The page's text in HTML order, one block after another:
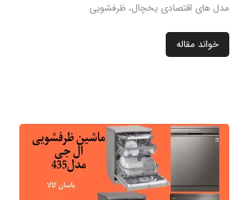
مدل های اقتصادی یخچال، ظرفشویی
خواند مقاله